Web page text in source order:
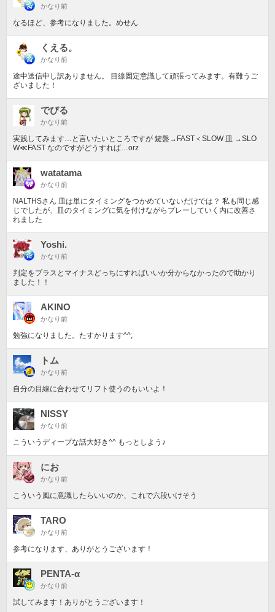
かなり前
なるほど、参考になりました。めせん
くえる。
かなり前
途中送信申し訳ありません。 目線固定意識して頑張ってみます。有難うご
ざいました！
でびる
かなり前
実践してみます…と言いたいところですが 鍵盤→FAST＜SLOW 皿 →SLO
W≪FAST なのですがどうすれば…orz
watatama
かなり前
NALTHSさん 皿は単にタイミングをつかめていないだけでは？ 私も同じ感
じでしたが、皿のタイミングに気を付けながらプレーしていく内に改善さ
れました
Yoshi.
かなり前
判定をプラスとマイナスどっちにすればいいか分からなかったので助かり
ました！！
AKINO
かなり前
勉強になりました。たすかります^^;
トム
かなり前
自分の目線に合わせてリフト使うのもいいよ！
NISSY
かなり前
こういうディープな話大好き^^ もっとしよう♪
にお
かなり前
こういう風に意識したらいいのか、これで六段いけそう
TARO
かなり前
参考になります、ありがとうございます！
PENTA-α
かなり前
試してみます！ありがとうございます！